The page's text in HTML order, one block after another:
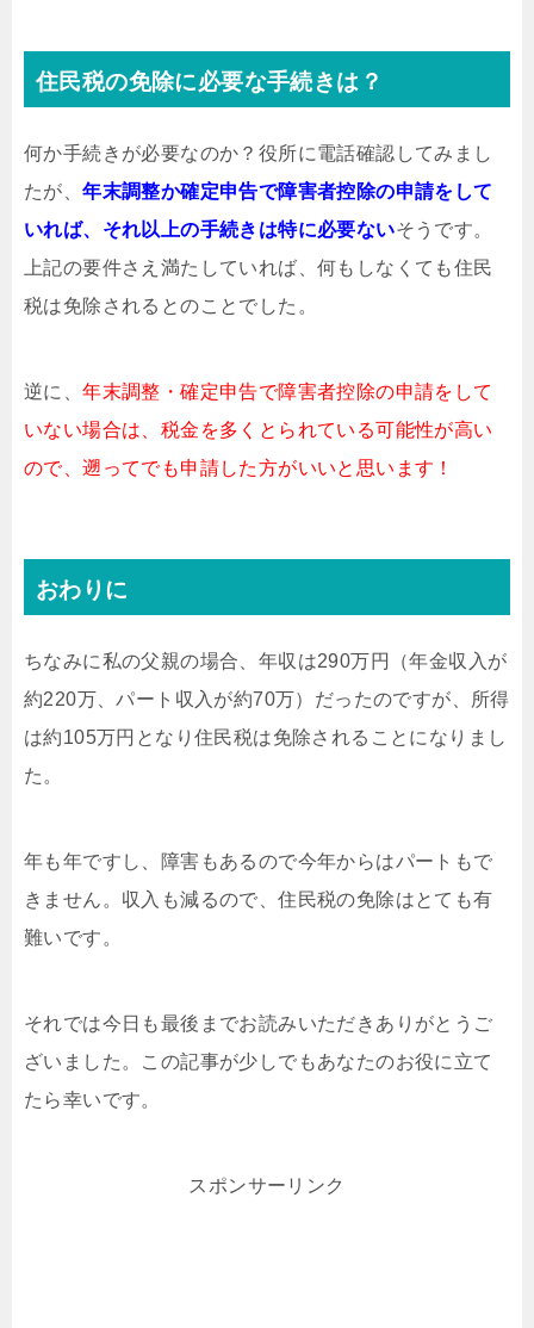
住民税の免除に必要な手続きは？
何か手続きが必要なのか？役所に電話確認してみまし
たが、年末調整か確定申告で障害者控除の申請をして
いれば、それ以上の手続きは特に必要ないそうです。
上記の要件さえ満たしていれば、何もしなくても住民
税は免除されるとのことでした。
逆に、年末調整・確定申告で障害者控除の申請をして
いない場合は、税金を多くとられている可能性が高い
ので、遡ってでも申請した方がいいと思います！
おわりに
ちなみに私の父親の場合、年収は290万円（年金収入が
約220万、パート収入が約70万）だったのですが、所得
は約105万円となり住民税は免除されることになりまし
た。
年も年ですし、障害もあるので今年からはパートもで
きません。収入も減るので、住民税の免除はとても有
難いです。
それでは今日も最後までお読みいただきありがとうご
ざいました。この記事が少しでもあなたのお役に立て
たら幸いです。
スポンサーリンク